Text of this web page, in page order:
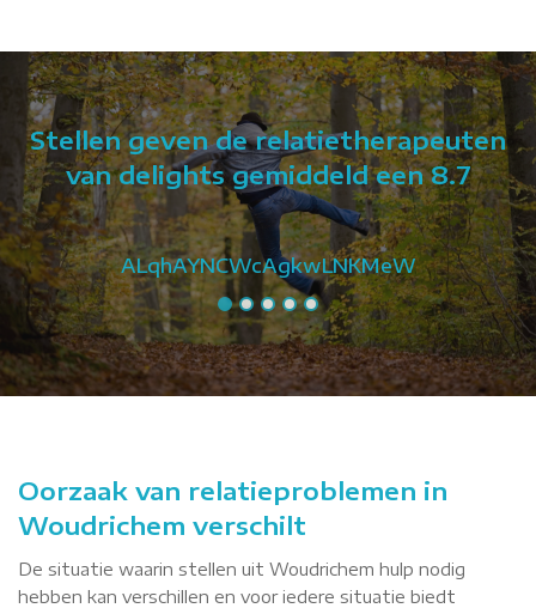
Stellen geven de relatietherapeuten
van delights gemiddeld een 8.7
ALqhAYNCWcAgkwLNKMeW
Oorzaak van relatieproblemen in
Woudrichem verschilt
De situatie waarin stellen uit Woudrichem hulp nodig
hebben kan verschillen en voor iedere situatie biedt